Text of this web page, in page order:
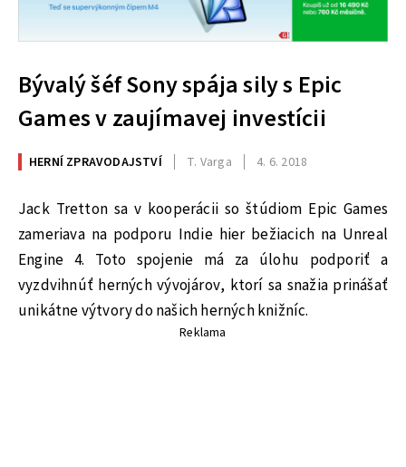
Bývalý šéf Sony spája sily s Epic
Games v zaujímavej investícii
HERNÍ ZPRAVODAJSTVÍ T. Varga 4. 6. 2018
Jack Tretton sa v kooperácii so štúdiom Epic Games
zameriava na podporu Indie hier bežiacich na Unreal
Engine 4. Toto spojenie má za úlohu podporiť a
vyzdvihnúť herných vývojárov, ktorí sa snažia prinášať
unikátne výtvory do našich herných knižníc.
Reklama